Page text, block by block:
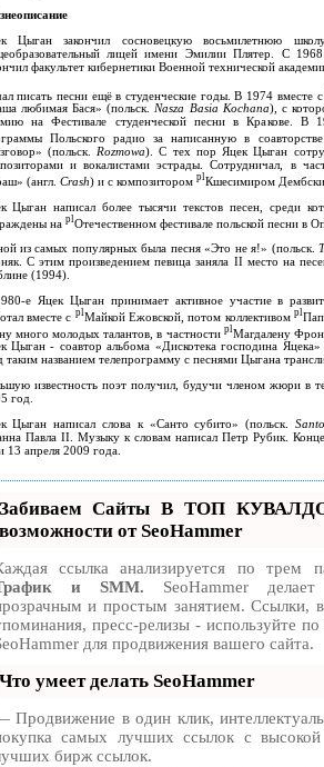
Цыган закончил сосновецкую восьмилетнюю
лицей имени Эмилии Плятер. С
факультет кибернетики Военной технической
писать песни ещё в студенческие годы. В 1974 вместе
любимая Бася» (польск. Nasza Basia Kochana), с
на Фестивале студенческой песни в Кракове.
Польского радио за написанную в
(польск. Rozmowa). С тех пор Яцек Цыган
и вокалистами эстрады. Сотрудничал, в
(англ. Crash) и с композитором plКшесимиром
Цыган написал более тысячи текстов песен, среди
на plОтечественном фестивале польской песни в
из самых популярных была песня «Это не я!» (польск.
С этим произведением певица заняла II место на
(1994).
е Яцек Цыган принимает активное участие в
вместе с plМайкой Ежовской, потом коллективомpl
много молодых талантов, в частности plМагдалену
Цыган - соавтор альбома «Дискотека господина Яцека»
таким названием телепрограмму с песнями Цыгана
известность поэт получил, будучи членом жюри в
год.
Цыган написал слова к «Санто субито» (польск.
Павла II. Музыку к словам написал Петр Рубик.
13 апреля 2009 года.
Забиваем Сайты В ТОП
возможности от SeoHammer
ссылка анализируется по трем
и SMM. SeoHammer
и простым занятием. Ссылки,
пресс-релизы - используйте
для продвижения вашего сайта.
Что умеет делать SeoHammer
Продвижение в один клик,
самых лучших ссылок с высокой
бирж ссылок.